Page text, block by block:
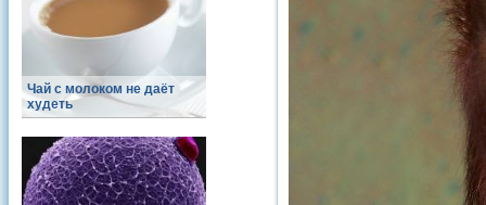
Чай с молоком не даёт
худеть